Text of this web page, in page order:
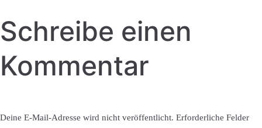
Schreibe einen
Kommentar
Deine E-Mail-Adresse wird nicht veröffentlicht. Erforderliche Felder